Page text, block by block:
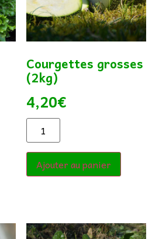
Courgettes grosses
(2kg)
4,20€
Ajouter au panier